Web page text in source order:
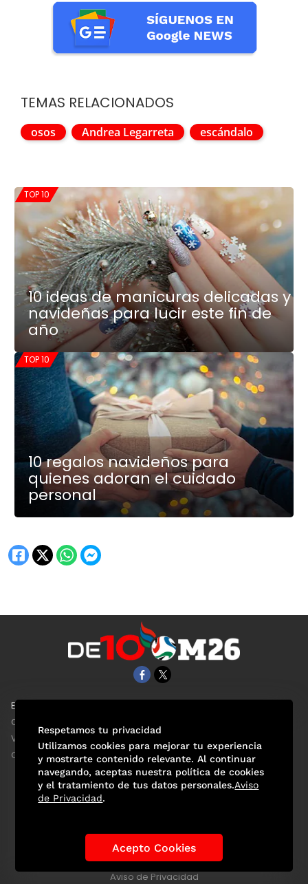
TEMAS RELACIONADOS
osos Andrea Legarreta escándalo
TOP 10
10 ideas de manicuras delicadas y
navideñas para lucir este fin de
año
TOP 10
10 regalos navideños para
quienes adoran el cuidado
personal
EL UNIVERSAL
Clase
ViveUSA
Confabulario
Historia de los Mundiales Lo viral Anécdotas Mundialistas
Las Figuras Tendencias Directorio
Aviso de Privacidad
Respetamos tu privacidad
Utilizamos cookies para mejorar tu experiencia
y mostrarte contenido relevante. Al continuar
navegando, aceptas nuestra política de cookies
y el tratamiento de tus datos personales.Aviso
de Privacidad.
Acepto Cookies